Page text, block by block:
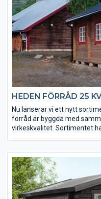
HEDEN FÖRRÅD 25
Nu lanserar vi ett nytt
förråd är byggda med
virkeskvalitet. Sortimentet